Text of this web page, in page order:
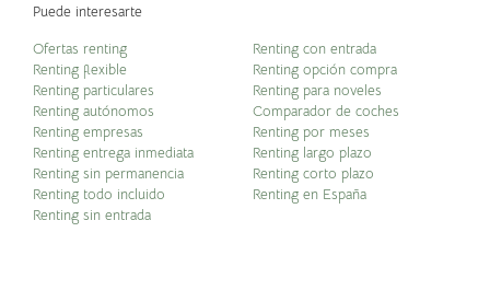
Puede interesarte
Ofertas renting
Renting flexible
Renting particulares
Renting autónomos
Renting empresas
Renting entrega inmediata
Renting sin permanencia
Renting todo incluido
Renting sin entrada
Renting con entrada
Renting opción compra
Renting para noveles
Comparador de coches
Renting por meses
Renting largo plazo
Renting corto plazo
Renting en España